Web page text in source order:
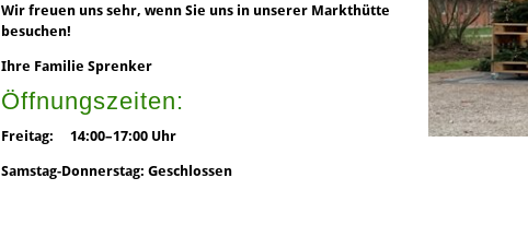
Wir freuen uns sehr, wenn Sie uns in unserer Markthütte
besuchen!
Ihre Familie Sprenker
Öffnungszeiten:
Freitag: 14:00–17:00 Uhr
Samstag-Donnerstag: Geschlossen